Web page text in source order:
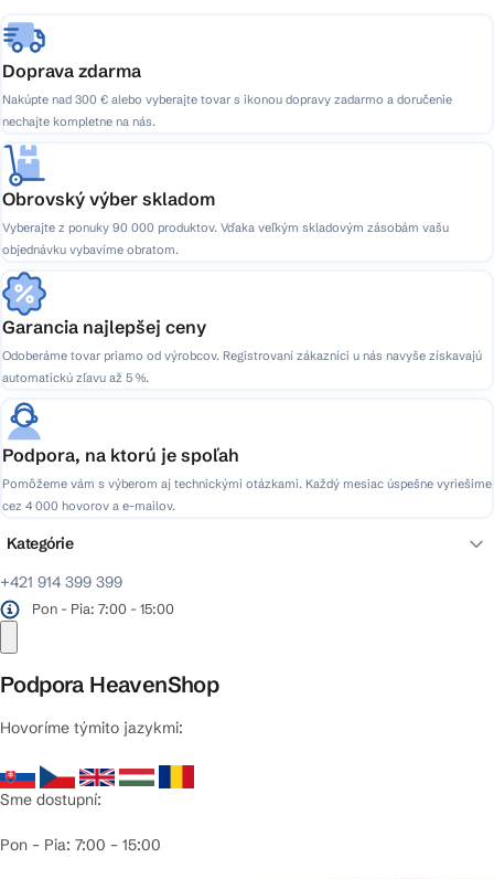
e
Doprava zdarma
Nakúpte nad 300 € alebo vyberajte tovar s ikonou dopravy zadarmo a doručenie
nechajte kompletne na nás.
Obrovský výber skladom
Vyberajte z ponuky 90 000 produktov. Vďaka veľkým skladovým zásobám vašu
objednávku vybavíme obratom.
Garancia najlepšej ceny
Odoberáme tovar priamo od výrobcov. Registrovaní zákazníci u nás navyše získavajú
automatickú zľavu až 5 %.
Podpora, na ktorú je spoľah
Pomôžeme vám s výberom aj technickými otázkami. Každý mesiac úspešne vyriešime
cez 4 000 hovorov a e-mailov.
+421 914 399 399
Pon - Pia: 7:00 - 15:00
Podpora HeavenShop
Hovoríme týmito jazykmi:
Sme dostupní:
Pon – Pia: 7:00 – 15:00
Kategórie